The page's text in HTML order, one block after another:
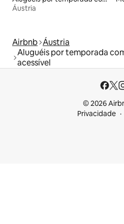
Áustria
Airbnb Áustria
Aluguéis por temporada
acessível
© 2026
Privacidade